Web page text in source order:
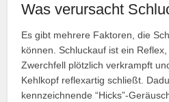
Was verursacht
Es gibt mehrere Faktoren, die
können. Schluckauf ist ein
Zwerchfell plötzlich verkrampft
Kehlkopf reflexartig schließt.
kennzeichnende “Hicks”-